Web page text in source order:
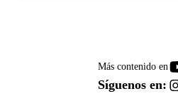
Más contenido en
Síguenos en: